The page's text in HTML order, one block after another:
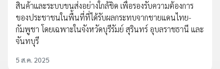
สินค้าและระบบขนส่งอย่างใกล้ชิด เพื่อรองรับความต้องการ
ของประชาชนในพื้นที่ที่ได้รับผลกระทบจากชายแดนไทย-
กัมพูชา โดยเฉพาะในจังหวัดบุรีรัมย์ สุรินทร์ อุบลราชธานี และ
จันทบุรี
5 ส.ค. 2025